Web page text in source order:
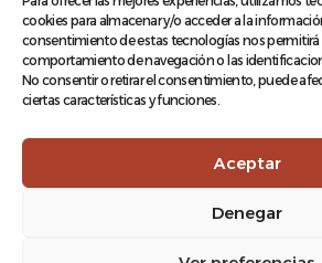
cookies para almacenar y/o acceder a la
consentimiento de estas tecnologías nos permitirá
comportamiento de navegación o las
No consentir o retirar el consentimiento, puede
ciertas características y funciones.
Aceptar
Denegar